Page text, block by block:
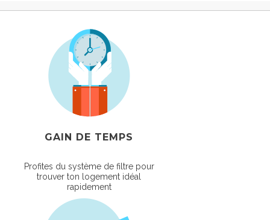
GAIN DE TEMPS
Profites du système de filtre pour
trouver ton logement idéal
rapidement